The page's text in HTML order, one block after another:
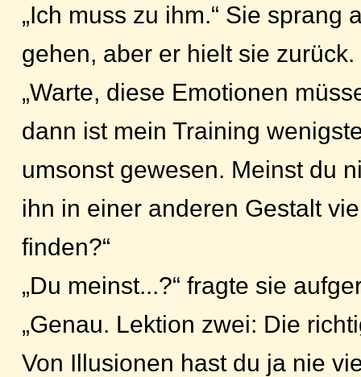
„Ich muss zu ihm.“ Sie sprang
gehen, aber er hielt sie zurück.
„Warte, diese Emotionen
dann ist mein Training
umsonst gewesen. Meinst du
ihn in einer anderen Gestalt
finden?“
„Du meinst...?“ fragte sie
„Genau. Lektion zwei: Die
Von Illusionen hast du ja nie